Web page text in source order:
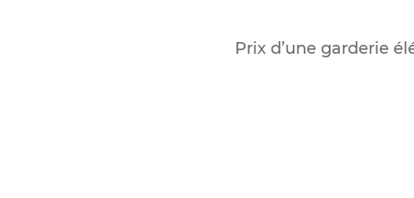
Prix d’une garderie